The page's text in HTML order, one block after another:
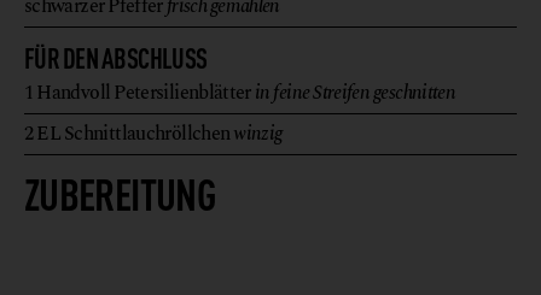
ZUBEREITUNG
schwarzer Pfefferfrisch gemahlen
FÜR DEN ABSCHLUSS
1 HandvollPetersilienblätterin feine Streifen geschnitten
2ELSchnittlauchröllchenwinzig